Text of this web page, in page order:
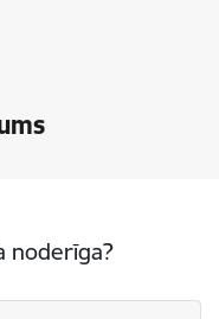
noderīga?